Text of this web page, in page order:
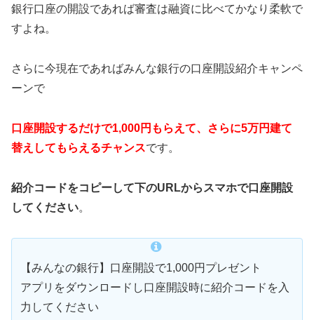
銀行口座の開設であれば審査は融資に比べてかなり柔軟で
すよね。
さらに今現在であればみんな銀行の口座開設紹介キャンペ
ーンで
口座開設するだけで1,000円もらえて、さらに5万円建て
替えしてもらえるチャンスです。
紹介コードをコピーして下のURLからスマホで口座開設
してください。
【みんなの銀行】口座開設で1,000円プレゼント
アプリをダウンロードし口座開設時に紹介コードを入
力してください